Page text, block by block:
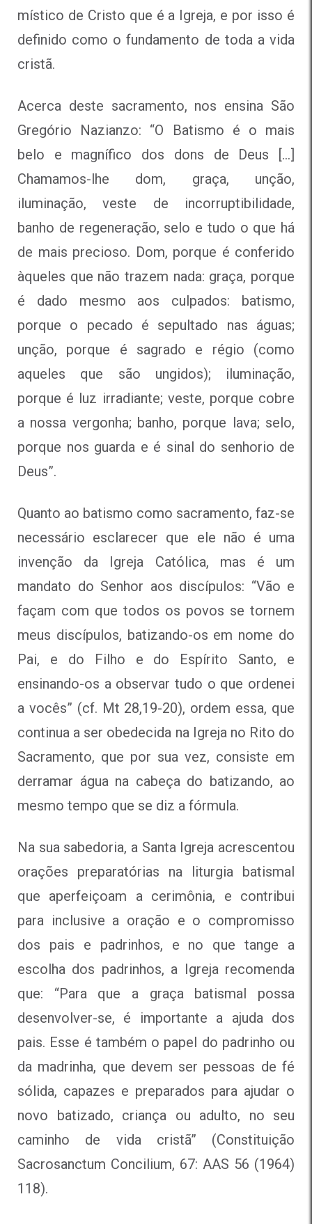
místico de Cristo que é a Igreja, e por isso é
definido como o fundamento de toda a vida
cristã.
Acerca deste sacramento, nos ensina São
Gregório Nazianzo: “O Batismo é o mais
belo e magnífico dos dons de Deus […]
Chamamos-lhe dom, graça, unção,
iluminação, veste de incorruptibilidade,
banho de regeneração, selo e tudo o que há
de mais precioso. Dom, porque é conferido
àqueles que não trazem nada: graça, porque
é dado mesmo aos culpados: batismo,
porque o pecado é sepultado nas águas;
unção, porque é sagrado e régio (como
aqueles que são ungidos); iluminação,
porque é luz irradiante; veste, porque cobre
a nossa vergonha; banho, porque lava; selo,
porque nos guarda e é sinal do senhorio de
Deus”.
Quanto ao batismo como sacramento, faz-se
necessário esclarecer que ele não é uma
invenção da Igreja Católica, mas é um
mandato do Senhor aos discípulos: “Vão e
façam com que todos os povos se tornem
meus discípulos, batizando-os em nome do
Pai, e do Filho e do Espírito Santo, e
ensinando-os a observar tudo o que ordenei
a vocês” (cf. Mt 28,19-20), ordem essa, que
continua a ser obedecida na Igreja no Rito do
Sacramento, que por sua vez, consiste em
derramar água na cabeça do batizando, ao
mesmo tempo que se diz a fórmula.
Na sua sabedoria, a Santa Igreja acrescentou
orações preparatórias na liturgia batismal
que aperfeiçoam a cerimônia, e contribui
para inclusive a oração e o compromisso
dos pais e padrinhos, e no que tange a
escolha dos padrinhos, a Igreja recomenda
que: “Para que a graça batismal possa
desenvolver-se, é importante a ajuda dos
pais. Esse é também o papel do padrinho ou
da madrinha, que devem ser pessoas de fé
sólida, capazes e preparados para ajudar o
novo batizado, criança ou adulto, no seu
caminho de vida cristã” (Constituição
Sacrosanctum Concilium, 67: AAS 56 (1964)
118).